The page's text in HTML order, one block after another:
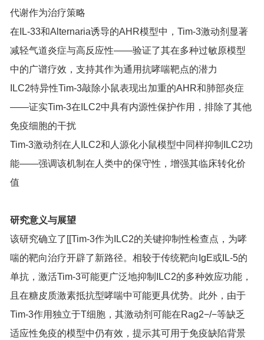
代谢作为治疗策略
在IL-33和Alternaria诱导的AHR模型中，Tim-3激动剂显著
减轻气道炎症与高反应性——验证了其在多种过敏原模型
中的广谱疗效，支持其作为通用抗哮喘靶点的潜力
ILC2特异性Tim-3敲除小鼠表现出加重的AHR和肺部炎症
——证实Tim-3在ILC2中具有内源性保护作用，排除了其他
免疫细胞的干扰
Tim-3激动剂在人ILC2和人源化小鼠模型中同样抑制ILC2功
能——强调该机制在人类中的保守性，增强其临床转化价
值
研究意义与展望
该研究确立了[[Tim-3作为ILC2的关键抑制性检查点，为哮
喘的靶向治疗开辟了新路径。相较于传统靶向IgE或IL-5的
单抗，激活Tim-3可能更广泛地抑制ILC2的多种效应功能，
且在糖皮质激素抵抗型哮喘中可能更具优势。此外，由于
Tim-3作用独立于T细胞，其激动剂可能在Rag2−/−等缺乏
适应性免疫的模型中仍有效，提示其可用于免疫缺陷背景